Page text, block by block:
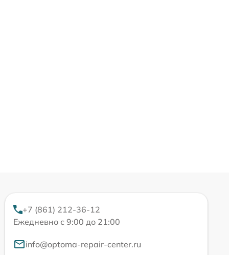
+7 (861) 212-36-12
Ежедневно с 9:00 до 21:00
info@optoma-repair-center.ru